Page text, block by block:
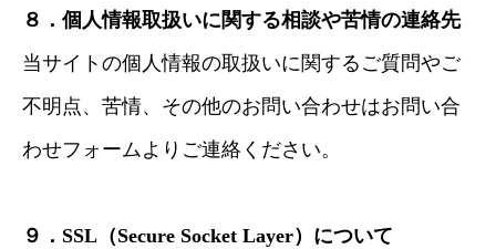
８．個人情報取扱いに関する相談や苦情の連絡先
当サイトの個人情報の取扱いに関するご質問やご
不明点、苦情、その他のお問い合わせはお問い合
わせフォームよりご連絡ください。
９．SSL（Secure Socket Layer）について